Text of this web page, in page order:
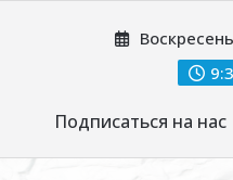
Подписаться на нас